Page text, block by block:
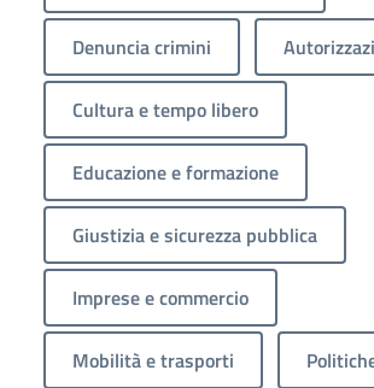
Denuncia crimini
Cultura e tempo libero
Educazione e formazione
Giustizia e sicurezza pubblica
Imprese e commercio
Mobilità e trasporti